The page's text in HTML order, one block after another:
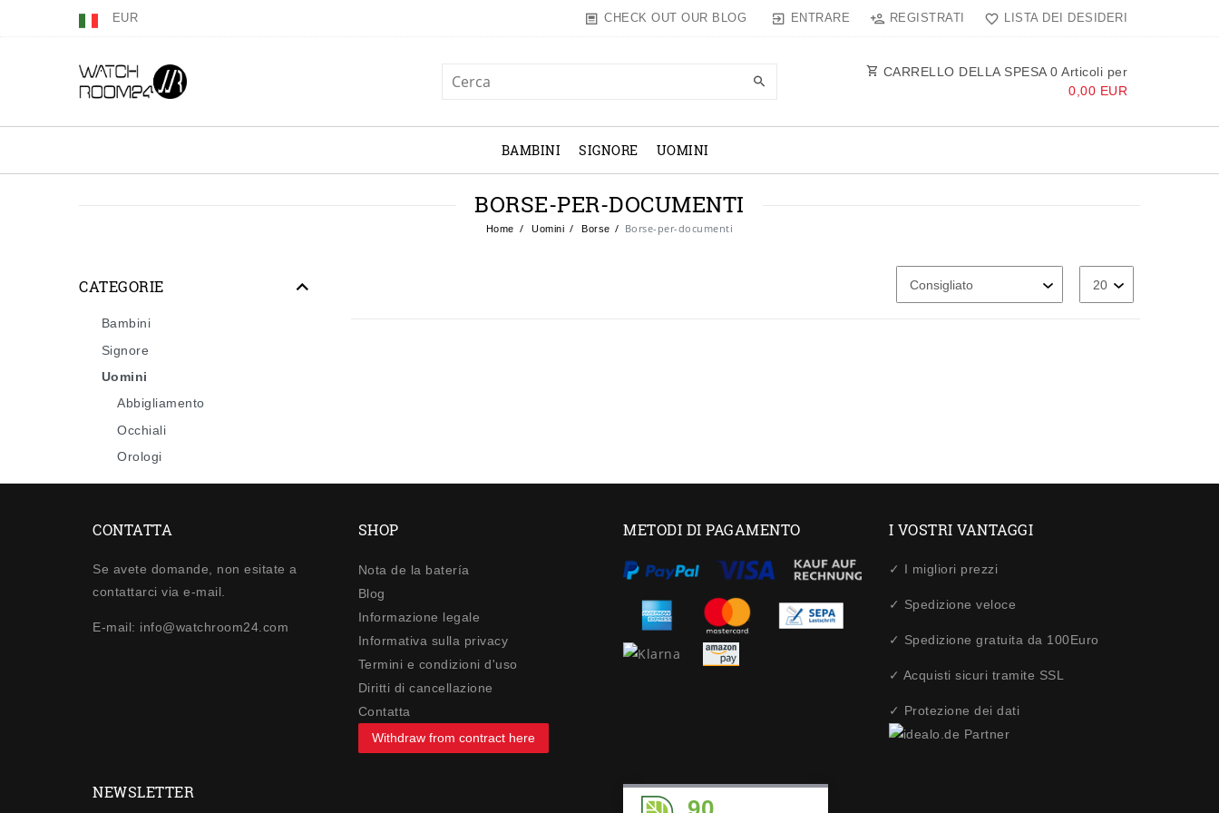
EUR CHECK OUT OUR BLOG ENTRARE REGISTRATI LISTA DEI DESIDERI
CARRELLO DELLA SPESA 0 Articoli per
0,00 EUR
BAMBINI SIGNORE UOMINI
BORSE-PER-DOCUMENTI
Home Uomini Borse Borse-per-documenti
CATEGORIE
Bambini
Signore
Uomini
Abbigliamento
Occhiali
Orologi
CONTATTA
Se avete domande, non esitate a
contattarci via e-mail.
E-mail: info@watchroom24.com
SHOP
Nota de la batería
Blog
Informazione legale
Informativa sulla privacy
Termini e condizioni d'uso
Diritti di cancellazione
Contatta
Withdraw from contract here
METODI DI PAGAMENTO I VOSTRI VANTAGGI
✓ I migliori prezzi
✓ Spedizione veloce
✓ Spedizione gratuita da 100Euro
✓ Acquisti sicuri tramite SSL
✓ Protezione dei dati
NEWSLETTER